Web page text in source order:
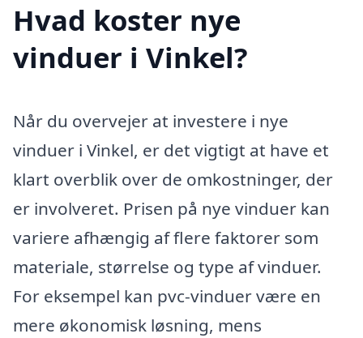
Hvad koster nye
vinduer i Vinkel?
Når du overvejer at investere i nye
vinduer i Vinkel, er det vigtigt at have et
klart overblik over de omkostninger, der
er involveret. Prisen på nye vinduer kan
variere afhængig af flere faktorer som
materiale, størrelse og type af vinduer.
For eksempel kan pvc-vinduer være en
mere økonomisk løsning, mens